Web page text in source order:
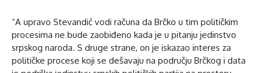
“A upravo Stevandić vodi računa da Brčko u tim političkim
procesima ne bude zaobiđeno kada je u pitanju jedinstvo
srpskog naroda. S druge strane, on je iskazao interes za
političke procese koji se dešavaju na području Brčkog i data